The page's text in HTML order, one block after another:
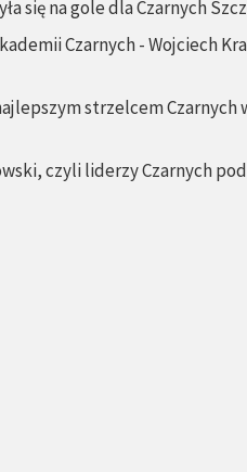
się na gole dla Czarnych
Czarnych - Wojciech
strzelcem Czarnych
czyli liderzy Czarnych